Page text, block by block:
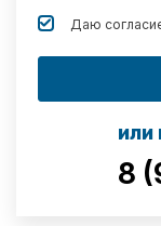
Даю
или
8